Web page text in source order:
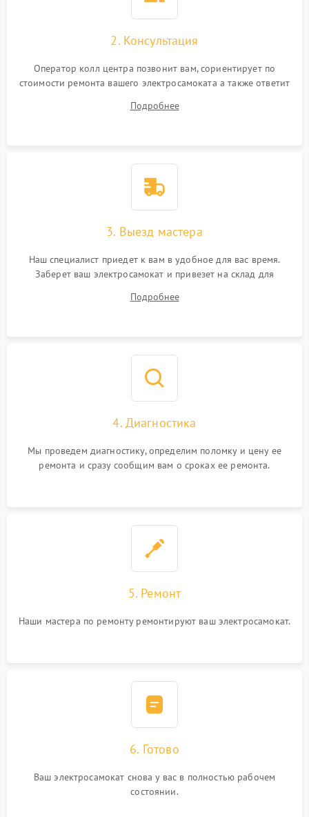
2. Консультация
Оператор колл центра позвонит вам, сориентирует по
стоимости ремонта вашего электросамоката а также ответит
Подробнее
3. Выезд мастера
Наш специалист приедет к вам в удобное для вас время.
Заберет ваш электросамокат и привезет на склад для
Подробнее
4. Диагностика
Мы проведем диагностику, определим поломку и цену ее
ремонта и сразу сообщим вам о сроках ее ремонта.
5. Ремонт
Наши мастера по ремонту ремонтируют ваш электросамокат.
6. Готово
Ваш электросамокат снова у вас в полностью рабочем
состоянии.